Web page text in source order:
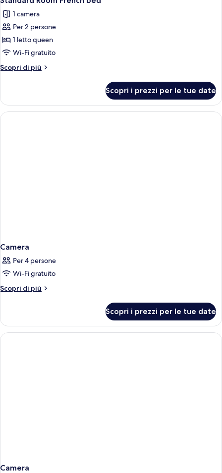
tutte
le
foto
per
Standard
Room
French
1 camera
Per 2 persone
1 letto queen
Wi-Fi gratuito
Scopri di più
Altri
Room
French
bed
Scopri i prezzi per le tue date
Camera
Per 4 persone
Wi-Fi gratuito
Scopri di più
Altri
Scopri i prezzi per le tue date
Camera